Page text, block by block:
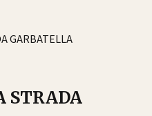
GARBATELLA
STRADA